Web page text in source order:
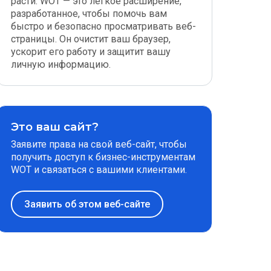
разработанное, чтобы помочь вам
быстро и безопасно просматривать веб-
страницы. Он очистит ваш браузер,
ускорит его работу и защитит вашу
личную информацию.
Это ваш сайт?
Заявите права на свой веб-сайт, чтобы
получить доступ к бизнес-инструментам
WOT и связаться с вашими клиентами.
Заявить об этом веб-сайте